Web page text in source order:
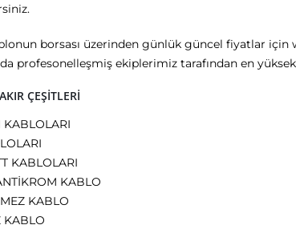
borsası üzerinden günlük güncel fiyatlar
profesonelleşmiş ekiplerimiz tarafından en
ÇEŞİTLERİ
KABLOLARI
KABLOLARI
KABLO
KABLO
KABLO